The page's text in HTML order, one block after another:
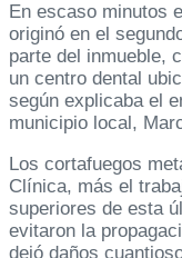
En escaso minutos
originó en el
parte del inmueble,
un centro dental
según explicaba el
municipio local,
Los cortafuegos
Clínica, más el
superiores de esta
evitaron la
dejó daños